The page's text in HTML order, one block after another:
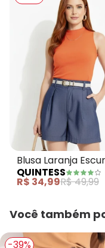
Blusa Laranja
em Malha Canelada
QUINTESS
R$ 34,99R$ 49,99
Você também
-39%